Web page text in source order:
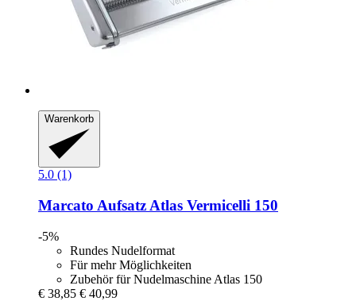
Warenkorb
5.0 (1)
Marcato Aufsatz Atlas Vermicelli 150
-5%
Rundes Nudelformat
Für mehr Möglichkeiten
Zubehör für Nudelmaschine Atlas 150
€ 38,85 € 40,99